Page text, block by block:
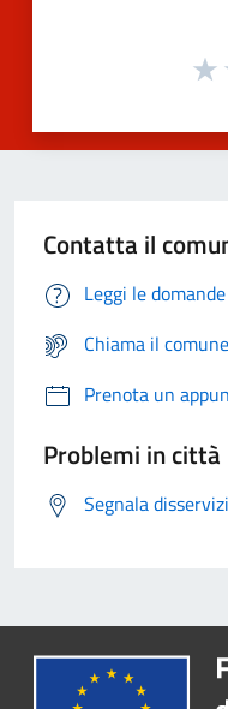
Contatta il
Leggi le
Chiama il
Prenota un
Problemi in città
Segnala